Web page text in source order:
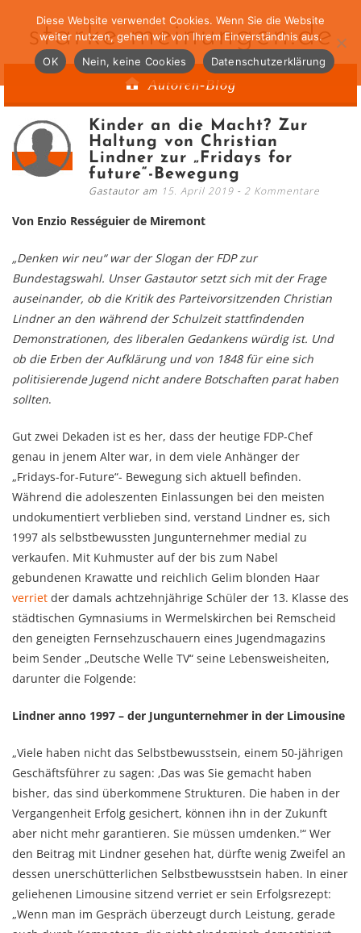
starke-meinungen.de
Autoren-Blog
Kinder an die Macht? Zur
Haltung von Christian
Lindner zur „Fridays for
future“-Bewegung
Gastautor am 15. April 2019 2 Kommentare
Von Enzio Rességuier de Miremont
„Denken wir neu“ war der Slogan der FDP zur
Bundestagswahl. Unser Gastautor setzt sich mit der Frage
auseinander, ob die Kritik des Parteivorsitzenden Christian
Lindner an den während der Schulzeit stattfindenden
Demonstrationen, des liberalen Gedankens würdig ist. Und
ob die Erben der Aufklärung und von 1848 für eine sich
politisierende Jugend nicht andere Botschaften parat haben
sollten.
Gut zwei Dekaden ist es her, dass der heutige FDP-Chef
genau in jenem Alter war, in dem viele Anhänger der
„Fridays-for-Future“- Bewegung sich aktuell befinden.
Während die adoleszenten Einlassungen bei den meisten
undokumentiert verblieben sind, verstand Lindner es, sich
1997 als selbstbewussten Jungunternehmer medial zu
verkaufen. Mit Kuhmuster auf der bis zum Nabel
gebundenen Krawatte und reichlich Gelim blonden Haar
verriet der damals achtzehnjährige Schüler der 13. Klasse des
städtischen Gymnasiums in Wermelskirchen bei Remscheid
den geneigten Fernsehzuschauern eines Jugendmagazins
beim Sender „Deutsche Welle TV“ seine Lebensweisheiten,
darunter die Folgende:
Lindner anno 1997 – der Jungunternehmer in der Limousine
„Viele haben nicht das Selbstbewusstsein, einem 50-jährigen
Geschäftsführer zu sagen: ‚Das was Sie gemacht haben
bisher, das sind überkommene Strukturen. Die haben in der
Vergangenheit Erfolg gesichert, können ihn in der Zukunft
aber nicht mehr garantieren. Sie müssen umdenken.'“ Wer
den Beitrag mit Lindner gesehen hat, dürfte wenig Zweifel an
dessen unerschütterlichen Selbstbewusstsein haben. In einer
geliehenen Limousine sitzend verriet er sein Erfolgsrezept:
„Wenn man im Gespräch überzeugt durch Leistung, gerade
Diese Website verwendet Cookies. Wenn Sie die Website
weiter nutzen, gehen wir von Ihrem Einverständnis aus.
OK
Nein, keine Cookies Datenschutzerklärung